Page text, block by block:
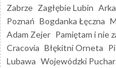
Zabrze Zagłębie Lubin
Poznań Bogdanka Łęczna
Adam Zejer Pamiętam i nie
Cracovia Błękitni Orneta
Lubawa Wojewódzki